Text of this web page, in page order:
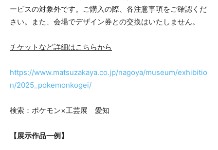
ービスの対象外です。ご購入の際、各注意事項をご確認くだ
さい。また、会場でデザイン券との交換はいたしません。
チケットなど詳細はこちらから
https://www.matsuzakaya.co.jp/nagoya/museum/exhibitio
n/2025_pokemonkogei/
検索：ポケモン×工芸展 愛知
【展示作品一例】